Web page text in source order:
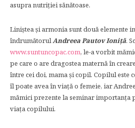
asupra nutriției sănătoase.
Liniştea şi armonia sunt două elemente
îndrumătorulAndreea Pautov Ioniţă.
www.suntuncopac.com, le-a vorbit
pe care o are dragostea maternă în
între cei doi, mama şi copil. Copilul este
îl poate avea în viaţă o femeie, iar
mămici prezente la seminar importanţa
viaţa copilului.